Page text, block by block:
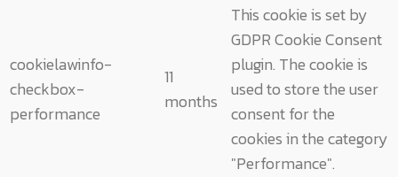
cookielawinfo-
checkbox-
performance
11
months
This cookie is set by
GDPR Cookie Consent
plugin. The cookie is
used to store the user
consent for the
cookies in the category
"Performance".